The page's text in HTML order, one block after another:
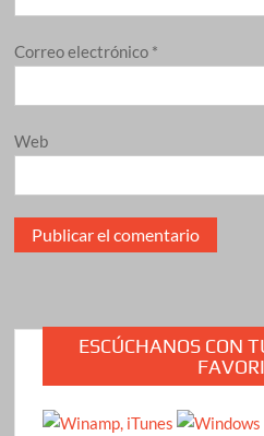
Correo electrónico *
Web
ESCÚCHANOS CON